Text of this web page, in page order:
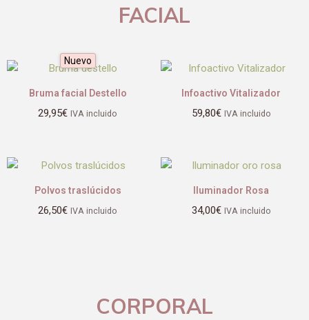
FACIAL
Nuevo
Bruma facial Destello
29,95€ IVA incluido
Infoactivo Vitalizador
59,80€ IVA incluido
Polvos traslúcidos
26,50€ IVA incluido
Iluminador Rosa
34,00€ IVA incluido
CORPORAL